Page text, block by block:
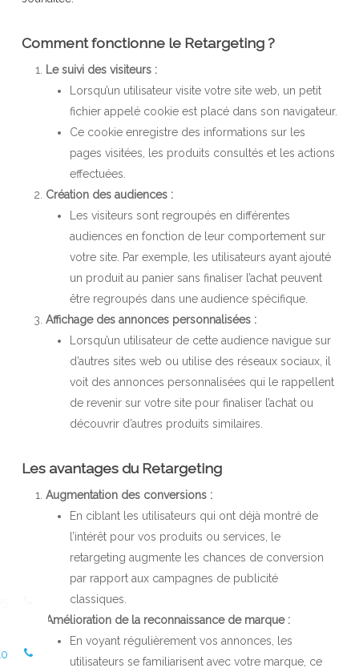
Comment fonctionne le Retargeting ?
Le suivi des visiteurs :
Lorsqu’un utilisateur visite votre site web, un petit
fichier appelé cookie est placé dans son navigateur.
Ce cookie enregistre des informations sur les
pages visitées, les produits consultés et les actions
effectuées.
Création des audiences :
Les visiteurs sont regroupés en différentes
audiences en fonction de leur comportement sur
votre site. Par exemple, les utilisateurs ayant ajouté
un produit au panier sans finaliser l’achat peuvent
être regroupés dans une audience spécifique.
Affichage des annonces personnalisées :
Lorsqu’un utilisateur de cette audience navigue sur
d’autres sites web ou utilise des réseaux sociaux, il
voit des annonces personnalisées qui le rappellent
de revenir sur votre site pour finaliser l’achat ou
découvrir d’autres produits similaires.
Les avantages du Retargeting
Augmentation des conversions :
En ciblant les utilisateurs qui ont déjà montré de
l’intérêt pour vos produits ou services, le
retargeting augmente les chances de conversion
par rapport aux campagnes de publicité
classiques.
Amélioration de la reconnaissance de marque :
En voyant régulièrement vos annonces, les
utilisateurs se familiarisent avec votre marque, ce